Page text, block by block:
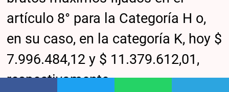
artículo 8° para la Categoría H o,
en su caso, en la categoría K, hoy $
7.996.484,12 y $ 11.379.612,01,
respectivamente.